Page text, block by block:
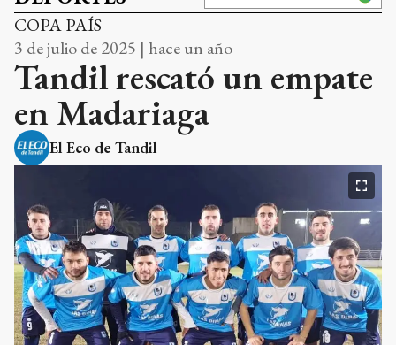
COPA PAÍS
3 de julio de 2025 | hace un año
Tandil rescató un empate
en Madariaga
El Eco de Tandil